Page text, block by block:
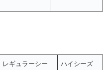
レギュラーシー
ハイシーズ